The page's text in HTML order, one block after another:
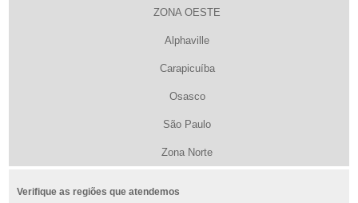
ZONA OESTE
Alphaville
Carapicuíba
Osasco
São Paulo
Zona Norte
Verifique as regiões que atendemos